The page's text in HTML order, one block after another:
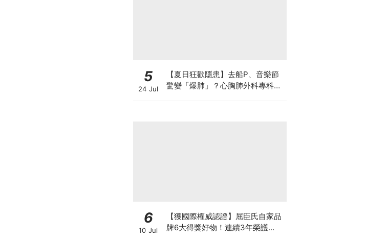
5
24 Jul
【夏日狂歡隱患】去船P、音樂節
驚變「爆肺」？心胸肺外科專科醫
6
10 Jul
【獲國際權威認證】屈臣氏自家品
牌6大得獎好物！連續3年榮護